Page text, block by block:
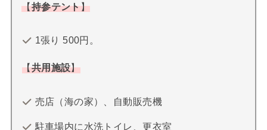
【持参テント】
1張り 500円。
【共用施設】
売店（海の家）、自動販売機
駐車場内に水洗トイレ、更衣室